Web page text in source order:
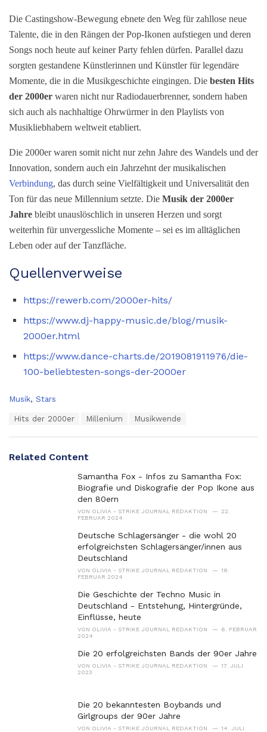
Die Castingshow-Bewegung ebnete den Weg für zahllose neue
Talente, die in den Rängen der Pop-Ikonen aufstiegen und deren
Songs noch heute auf keiner Party fehlen dürfen. Parallel dazu
sorgten gestandene Künstlerinnen und Künstler für legendäre
Momente, die in die Musikgeschichte eingingen. Die besten Hits
der 2000er waren nicht nur Radiodauerbrenner, sondern haben
sich auch als nachhaltige Ohrwürmer in den Playlists von
Musikliebhabern weltweit etabliert.
Die 2000er waren somit nicht nur zehn Jahre des Wandels und der
Innovation, sondern auch ein Jahrzehnt der musikalischen
Verbindung, das durch seine Vielfältigkeit und Universalität den
Ton für das neue Millennium setzte. Die Musik der 2000er
Jahre bleibt unauslöschlich in unseren Herzen und sorgt
weiterhin für unvergessliche Momente – sei es im alltäglichen
Leben oder auf der Tanzfläche.
Quellenverweise
https://rewerb.com/2000er-hits/
https://www.dj-happy-music.de/blog/musik-
2000er.html
https://www.dance-charts.de/2019081911976/die-
100-beliebtesten-songs-der-2000er
C
o
r
Musik, Stars
:
Hits der 2000er Millenium Musikwende
Related Content
Samantha Fox - Infos zu Samantha Fox:
Biografie und Diskografie der Pop Ikone aus
den 80ern
VON OLIVIA - STRIKE JOURNAL REDAKTION
22.
FEBRUAR 2024
Deutsche Schlagersänger - die wohl 20
erfolgreichsten Schlagersänger/innen aus
Deutschland
VON OLIVIA - STRIKE JOURNAL REDAKTION
18.
FEBRUAR 2024
Die Geschichte der Techno Music in
Deutschland - Entstehung, Hintergründe,
Einflüsse, heute
VON OLIVIA - STRIKE JOURNAL REDAKTION
6. FEBRUAR
2024
Die 20 erfolgreichsten Bands der 90er Jahre
VON OLIVIA - STRIKE JOURNAL REDAKTION
17. JULI
2023
Die 20 bekanntesten Boybands und
Girlgroups der 90er Jahre
VON OLIVIA - STRIKE JOURNAL REDAKTION
14. JULI